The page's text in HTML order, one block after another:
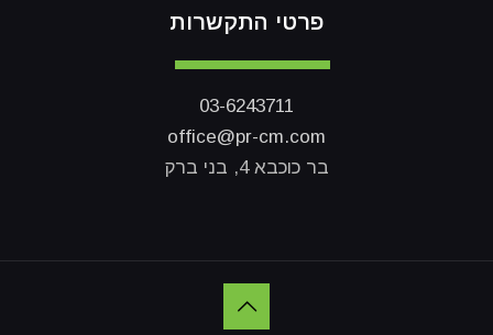
פרטי התקשרות
03-6243711
office@pr-cm.com
בר כוכבא 4, בני ברק